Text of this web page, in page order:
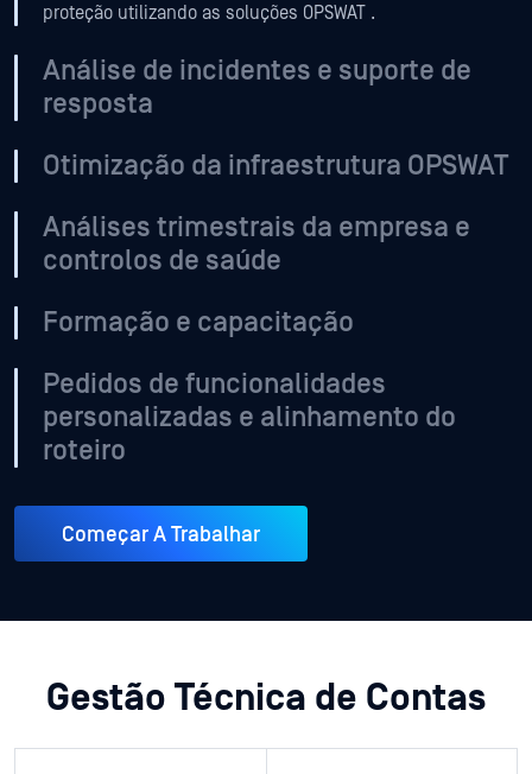
proteção utilizando as soluções OPSWAT .
Análise de incidentes e suporte de
resposta
Otimização da infraestrutura OPSWAT
Análises trimestrais da empresa e
controlos de saúde
Formação e capacitação
Pedidos de funcionalidades
personalizadas e alinhamento do
roteiro
Começar A Trabalhar
Gestão Técnica de Contas